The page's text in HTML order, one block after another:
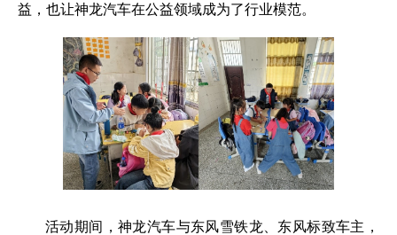
益，也让神龙汽车在公益领域成为了行业模范。
活动期间，神龙汽车与东风雪铁龙、东风标致车主，